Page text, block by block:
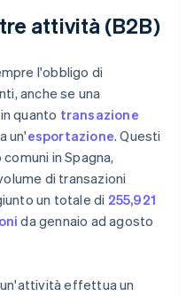
attività (B2B)
l'obbligo di
anche se una
quanto transazione
un'esportazione. Questi
in Spagna,
di transazioni
un totale di 255,921
da gennaio ad agosto
effettua un